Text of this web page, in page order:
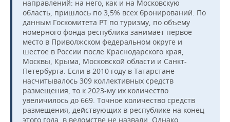
направлений: на него, как и на Московскую
область, пришлось по 3,5% всех бронирований. По
данным Госкомитета РТ по туризму, по объему
номерного фонда республика занимает первое
место в Приволжском федеральном округе и
шестое в России после Краснодарского края,
Москвы, Крыма, Московской области и Санкт-
Петербурга. Если в 2010 году в Татарстане
насчитывалось 309 коллективных средств
размещения, то к 2023-му их количество
увеличилось до 669. Точное количество средств
размещения, действующих в республике на конец
этого года, в ведомстве не назвали. Однако